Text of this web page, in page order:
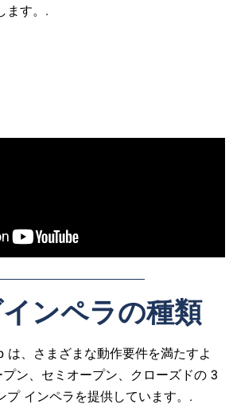
ます。.
ンペラの種類
は、さまざまな動作要件を満たすよ
ン、セミオープン、クローズドの 3
プ インペラを提供しています。.